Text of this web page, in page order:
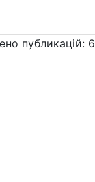
публикацій: 6